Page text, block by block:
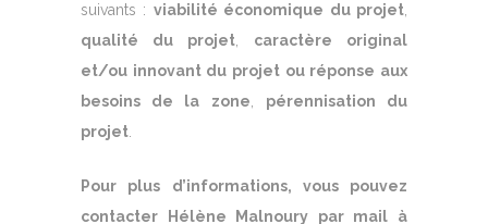
suivants : viabilité économique du projet,
qualité du projet, caractère original
et/ou innovant du projet ou réponse aux
besoins de la zone, pérennisation du
projet.
Pour plus d’informations, vous pouvez
contacter Hélène Malnoury par mail à